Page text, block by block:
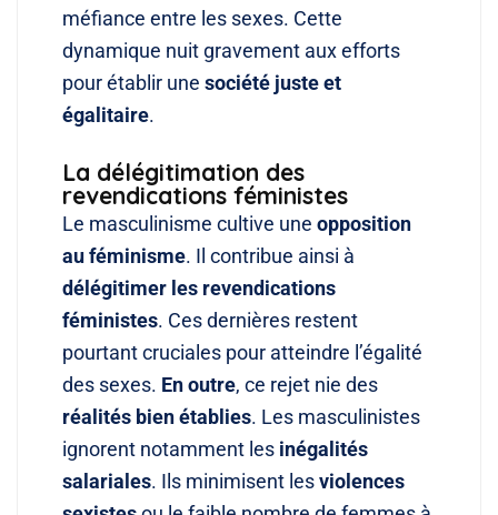
méfiance entre les sexes. Cette
dynamique nuit gravement aux efforts
pour établir une société juste et
égalitaire.
La délégitimation des
revendications féministes
Le masculinisme cultive une opposition
au féminisme. Il contribue ainsi à
délégitimer les revendications
féministes. Ces dernières restent
pourtant cruciales pour atteindre l’égalité
des sexes. En outre, ce rejet nie des
réalités bien établies. Les masculinistes
ignorent notamment les inégalités
salariales. Ils minimisent lesviolences